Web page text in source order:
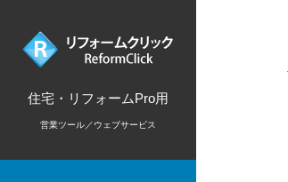
住宅・リフォームPro用
営業ツール／ウェブサービス